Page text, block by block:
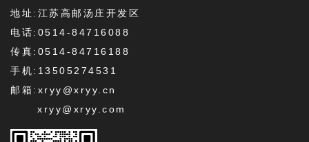
地址:江苏高邮汤庄开发区
电话:0514-84716088
传真:0514-84716188
手机:13505274531
邮箱:xryy@xryy.cn
xryy@xryy.com